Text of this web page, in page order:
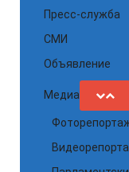
Пресс-служба
СМИ
Объявление
Медиа